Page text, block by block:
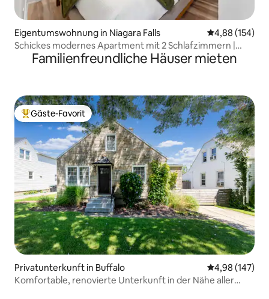
Eigentumswohnung in Niagara Falls
4,88 (154)
Schickes modernes Apartment mit 2 Schlafzimmern |
5 Minuten zu den Wasserfällen
Familienfreundliche Häuser mieten
Beliebter Gäste-Favorit.
Gäste-Favorit
Privatunterkunft in Buffalo
4,98 (147)
Komfortable, renovierte Unterkunft in der Nähe aller